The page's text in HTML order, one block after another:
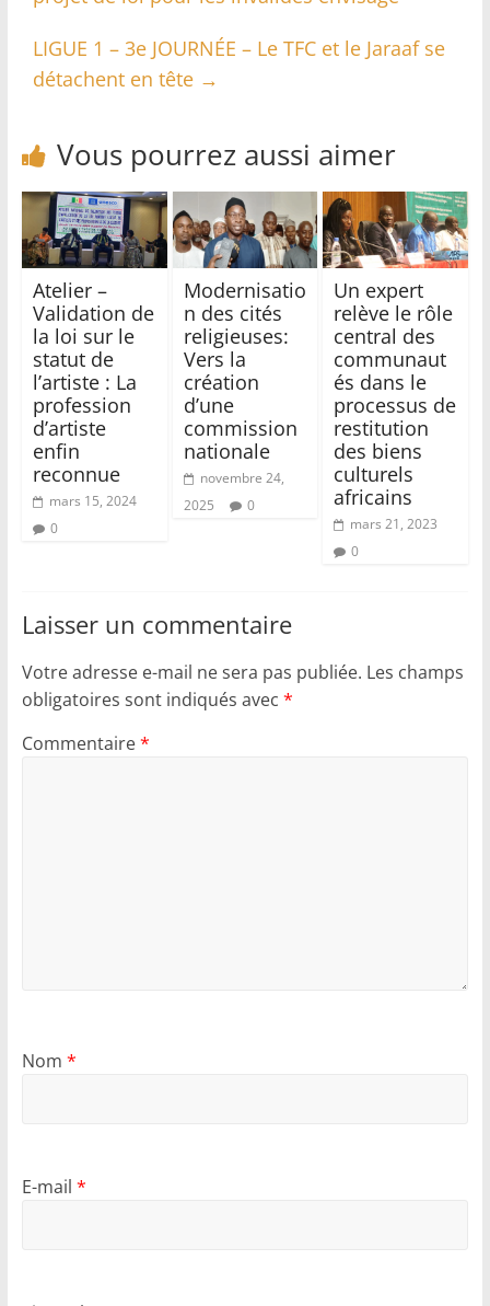
LIGUE 1 – 3e JOURNÉE – Le TFC et le Jaraaf se
détachent en tête →
Vous pourrez aussi aimer
Atelier –
Validation de
la loi sur le
statut de
l’artiste : La
profession
d’artiste
enfin
reconnue
mars 15, 2024
0
Modernisatio
n des cités
religieuses:
Vers la
création
d’une
commission
nationale
novembre 24,
2025
0
Un expert
relève le rôle
central des
communaut
és dans le
processus de
restitution
des biens
culturels
africains
mars 21, 2023
0
Laisser un commentaire
Votre adresse e-mail ne sera pas publiée. Les champs
obligatoires sont indiqués avec *
Commentaire*
Nom *
E-mail *